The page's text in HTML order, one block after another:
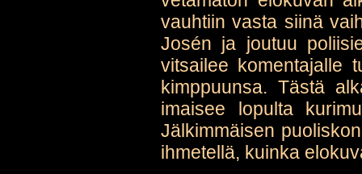
vauhtiin vasta siinä
Josén ja joutuu
vitsailee komentajalle
kimppuunsa. Tästä
imaisee lopulta
Jälkimmäisen
ihmetellä, kuinka